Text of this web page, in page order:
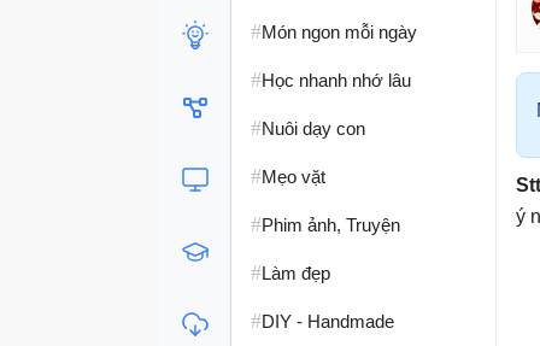
ý
#Món ngon mỗi ngày
#Học nhanh nhớ lâu
#Nuôi dạy con
#Mẹo vặt
#Phim ảnh, Truyện
#Làm đẹp
#DIY - Handmade